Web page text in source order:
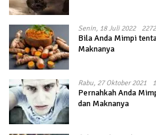
Senin, 18 Juli 2022
Bila Anda Mimpi
Maknanya
Rabu, 27 Oktober 2021
Pernahkah Anda
dan Maknanya